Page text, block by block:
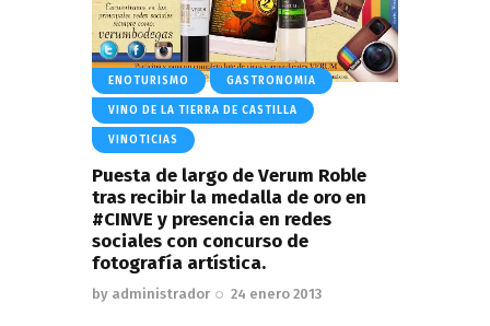
ENOTURISMO GASTRONOMIA
VINO DE LA TIERRA DE CASTILLA
VINOTICIAS
Puesta de largo de Verum Roble
tras recibir la medalla de oro en
#CINVE y presencia en redes
sociales con concurso de
fotografía artística.
by administrador 24 enero 2013